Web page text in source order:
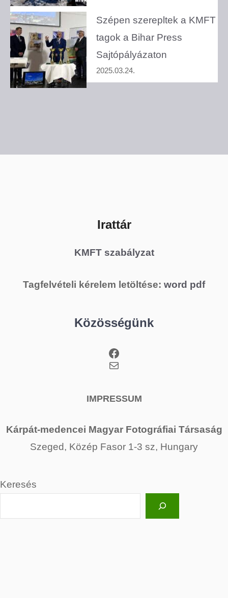
Szépen szerepltek a KMFT
tagok a Bihar Press
Sajtópályázaton
2025.03.24.
Irattár
KMFT szabályzat
Tagfelvételi kérelem letöltése: word pdf
Közösségünk
Facebook
Mail
IMPRESSUM
Kárpát-medencei Magyar Fotográfiai Társaság
Szeged, Közép Fasor 1-3 sz, Hungary
Keresés